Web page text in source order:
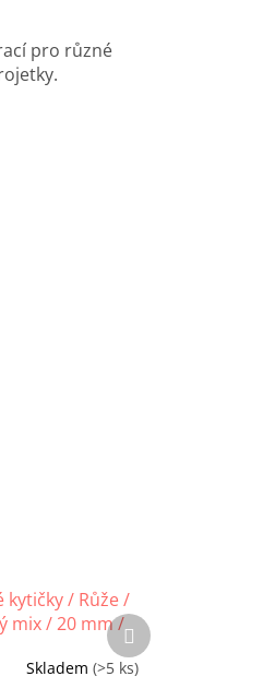
pro různé
kytičky / Růže /
mix / 20 mm /
Skladem (>5 ks)
Další
produkt